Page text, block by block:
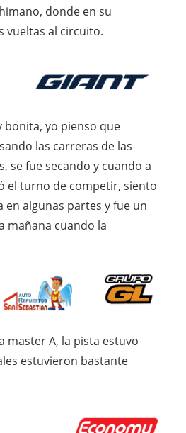
donde en su
vueltas al circuito.
bonita, yo pienso que
las carreras de las
se fue secando y cuando a
el turno de competir, siento
en algunas partes y fue un
mañana cuando la
master A, la pista estuvo
estuvieron bastante